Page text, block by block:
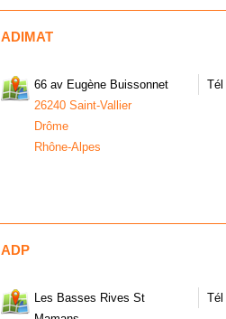
ADIMAT
66 av Eugène Buissonnet
26240 Saint-Vallier
Drôme
Rhône-Alpes
Tél
ADP
Les Basses Rives St
Tél